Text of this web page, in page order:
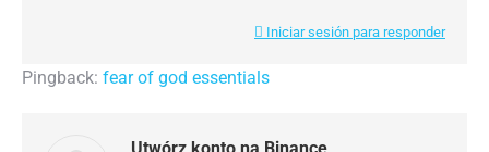
Iniciar sesión para responder
Pingback: fear of god essentials